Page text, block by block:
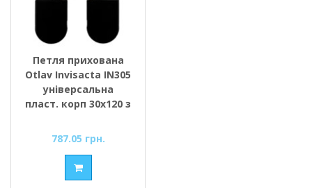
Петля прихована
Otlav Invisacta IN305
універсальна
пласт. корп 30x120 з
чорний матовий
787.05 грн.